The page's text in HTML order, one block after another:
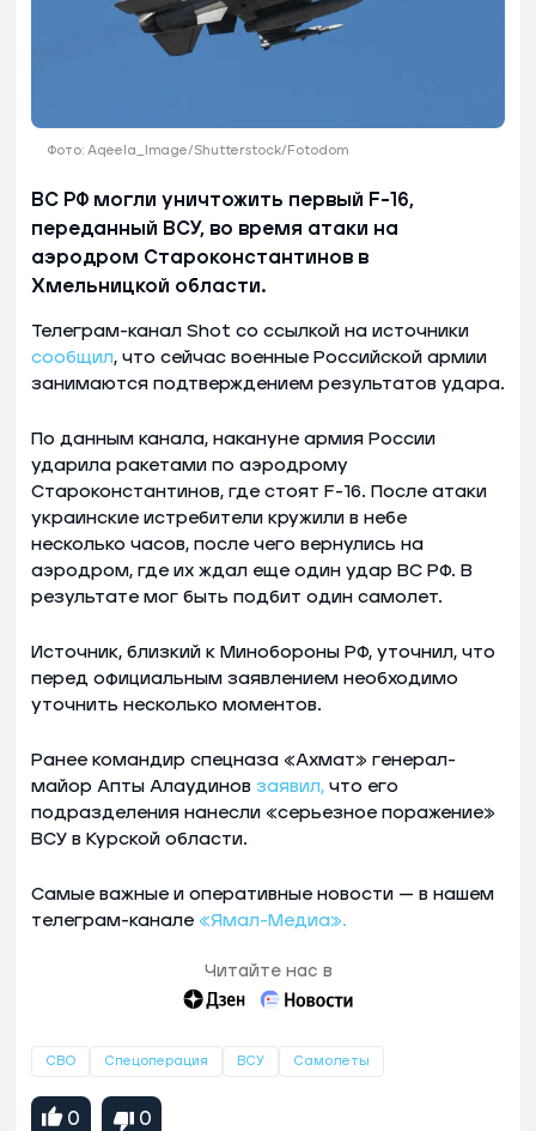
Фото: Aqeela_Image/Shutterstock/Fotodom
ВС РФ могли уничтожить первый F-16,
переданный ВСУ, во время атаки на
аэродром Староконстантинов в
Хмельницкой области.
Телеграм-канал Shot со ссылкой на источники
сообщил, что сейчас военные Российской армии
занимаются подтверждением результатов удара.
По данным канала, накануне армия России
ударила ракетами по аэродрому
Староконстантинов, где стоят F-16. После атаки
украинские истребители кружили в небе
несколько часов, после чего вернулись на
аэродром, где их ждал еще один удар ВС РФ. В
результате мог быть подбит один самолет.
Источник, близкий к Минобороны РФ, уточнил, что
перед официальным заявлением необходимо
уточнить несколько моментов.
Ранее командир спецназа «Ахмат» генерал-
майор Апты Алаудинов заявил, что его
подразделения нанесли «серьезное поражение»
ВСУ в Курской области.
Самые важные и оперативные новости — в нашем
телеграм-канале «Ямал-Медиа».
Читайте нас в
СВО Спецоперация ВСУ Самолеты
0 0